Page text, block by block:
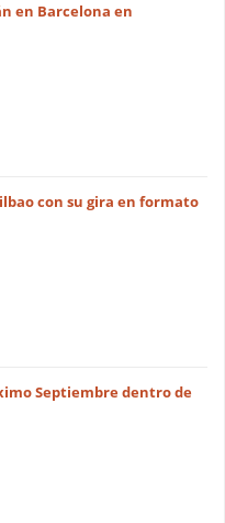
en Barcelona en
con su gira en formato
Septiembre dentro de